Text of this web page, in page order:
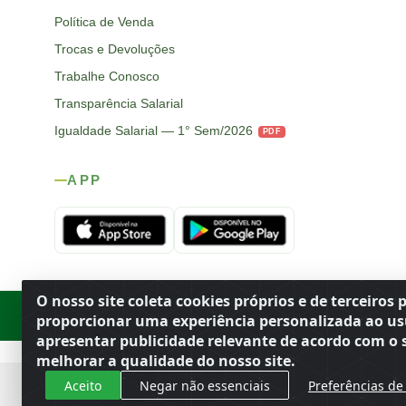
O nosso site coleta cookies próprios e de terceiros
proporcionar uma experiência personalizada ao
apresentar publicidade relevante de acordo com o
melhorar a qualidade do nosso site.
Aceito Negar não essenciais Preferências de
Política de Venda
Trocas e Devoluções
Trabalhe Conosco
Transparência Salarial
Igualdade Salarial — 1° Sem/2026
PDF
APP
Rod. SP-215, s/n, km 98 — Área Rural Porto Ferreira/ ·